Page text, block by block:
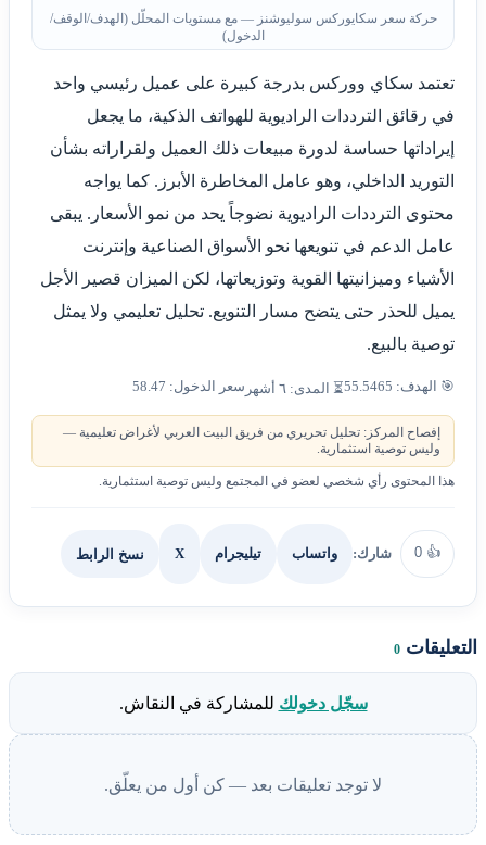
حركة سعر سكايوركس سوليوشنز — مع مستويات المحلّل (الهدف/الوقف/
الدخول)
تعتمد سكاي ووركس بدرجة كبيرة على عميل رئيسي واحد
في رقائق الترددات الراديوية للهواتف الذكية، ما يجعل
إيراداتها حساسة لدورة مبيعات ذلك العميل ولقراراته بشأن
التوريد الداخلي، وهو عامل المخاطرة الأبرز. كما يواجه
محتوى الترددات الراديوية نضوجاً يحد من نمو الأسعار. يبقى
عامل الدعم في تنويعها نحو الأسواق الصناعية وإنترنت
الأشياء وميزانيتها القوية وتوزيعاتها، لكن الميزان قصير الأجل
يميل للحذر حتى يتضح مسار التنويع. تحليل تعليمي ولا يمثل
توصية بالبيع.
🎯 الهدف: 55.5465 ⏳ المدى: ٦ أشهر سعر الدخول: 58.47
إفصاح المركز: تحليل تحريري من فريق البيت العربي لأغراض تعليمية —
وليس توصية استثمارية.
هذا المحتوى رأي شخصي لعضو في المجتمع وليس توصية استثمارية.
👍
0 شارك: واتساب تيليجرام X نسخ الرابط
التعليقات 0
سجّل دخولك للمشاركة في النقاش.
لا توجد تعليقات بعد — كن أول من يعلّق.